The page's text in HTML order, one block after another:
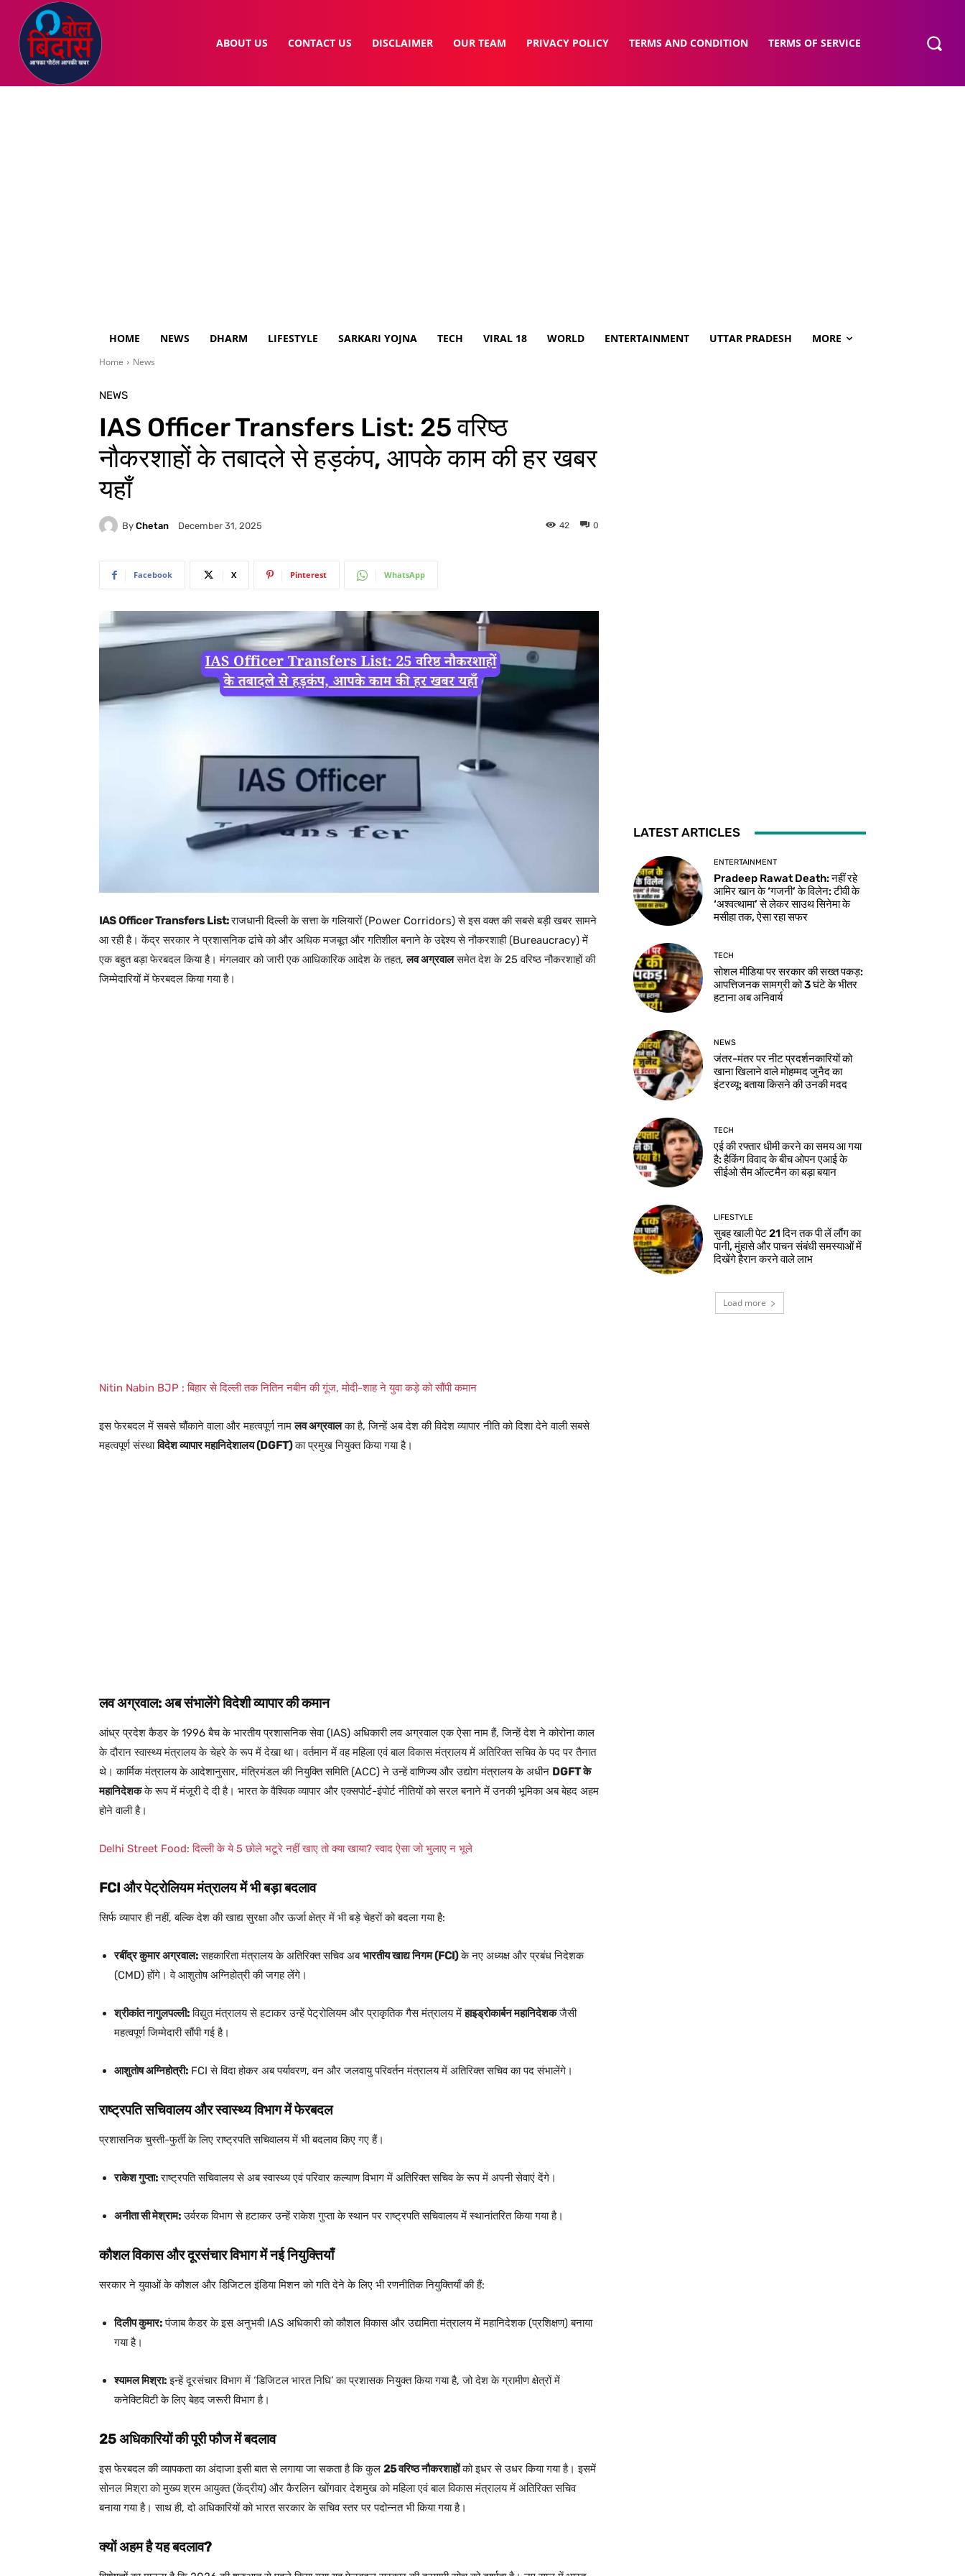
ABOUT US CONTACT US DISCLAIMER OUR TEAM PRIVACY POLICY TERMS AND CONDITION TERMS OF SERVICE
HOME NEWS DHARM LIFESTYLE SARKARI YOJNA TECH VIRAL 18 WORLD ENTERTAINMENT UTTAR PRADESH MORE
Home News
NEWS
IAS Officer Transfers List: 25 वरिष्ठ
नौकरशाहों के तबादले से हड़कंप, आपके काम की हर खबर
यहाँ
By Chetan December 31, 2025 0
42
Facebook X Pinterest WhatsApp
IAS Officer Transfers List:राजधानी दिल्ली के सत्ता के गलियारों (Power Corridors) से इस वक्त की सबसे बड़ी खबर सामने
आ रही है। केंद्र सरकार ने प्रशासनिक ढांचे को और अधिक मजबूत और गतिशील बनाने के उद्देश्य से नौकरशाही (Bureaucracy) में
एक बहुत बड़ा फेरबदल किया है। मंगलवार को जारी एक आधिकारिक आदेश के तहत,लव अग्रवालसमेत देश के 25 वरिष्ठ नौकरशाहों की
जिम्मेदारियों में फेरबदल किया गया है।
Nitin Nabin BJP : बिहार से दिल्ली तक नितिन नबीन की गूंज, मोदी-शाह ने युवा कड़े को सौंपी कमान
इस फेरबदल में सबसे चौंकाने वाला और महत्वपूर्ण नामलव अग्रवालका है, जिन्हें अब देश की विदेश व्यापार नीति को दिशा देने वाली सबसे
महत्वपूर्ण संस्थाविदेश व्यापार महानिदेशालय (DGFT)का प्रमुख नियुक्त किया गया है।
लव अग्रवाल: अब संभालेंगे विदेशी व्यापार की कमान
आंध्र प्रदेश कैडर के 1996 बैच के भारतीय प्रशासनिक सेवा (IAS) अधिकारी लव अग्रवाल एक ऐसा नाम हैं, जिन्हें देश ने कोरोना काल
के दौरान स्वास्थ्य मंत्रालय के चेहरे के रूप में देखा था। वर्तमान में वह महिला एवं बाल विकास मंत्रालय में अतिरिक्त सचिव के पद पर तैनात
थे। कार्मिक मंत्रालय के आदेशानुसार, मंत्रिमंडल की नियुक्ति समिति (ACC) ने उन्हें वाणिज्य और उद्योग मंत्रालय के अधीन DGFT के
महानिदेशकके रूप में मंजूरी दे दी है। भारत के वैश्विक व्यापार और एक्सपोर्ट-इंपोर्ट नीतियों को सरल बनाने में उनकी भूमिका अब बेहद अहम
होने वाली है।
Delhi Street Food: दिल्ली के ये 5 छोले भटूरे नहीं खाए तो क्या खाया? स्वाद ऐसा जो भुलाए न भूले
FCI और पेट्रोलियम मंत्रालय में भी बड़ा बदलाव
सिर्फ व्यापार ही नहीं, बल्कि देश की खाद्य सुरक्षा और ऊर्जा क्षेत्र में भी बड़े चेहरों को बदला गया है:
रबींद्र कुमार अग्रवाल:सहकारिता मंत्रालय के अतिरिक्त सचिव अबभारतीय खाद्य निगम (FCI)के नए अध्यक्ष और प्रबंध निदेशक
(CMD) होंगे। वे आशुतोष अग्निहोत्री की जगह लेंगे।
श्रीकांत नागुलपल्ली:विद्युत मंत्रालय से हटाकर उन्हें पेट्रोलियम और प्राकृतिक गैस मंत्रालय मेंहाइड्रोकार्बन महानिदेशकजैसी
महत्वपूर्ण जिम्मेदारी सौंपी गई है।
आशुतोष अग्निहोत्री: FCI से विदा होकर अब पर्यावरण, वन और जलवायु परिवर्तन मंत्रालय में अतिरिक्त सचिव का पद संभालेंगे।
राष्ट्रपति सचिवालय और स्वास्थ्य विभाग में फेरबदल
प्रशासनिक चुस्ती-फुर्ती के लिए राष्ट्रपति सचिवालय में भी बदलाव किए गए हैं।
राकेश गुप्ता:राष्ट्रपति सचिवालय से अब स्वास्थ्य एवं परिवार कल्याण विभाग में अतिरिक्त सचिव के रूप में अपनी सेवाएं देंगे।
अनीता सी मेश्राम:उर्वरक विभाग से हटाकर उन्हें राकेश गुप्ता के स्थान पर राष्ट्रपति सचिवालय में स्थानांतरित किया गया है।
कौशल विकास और दूरसंचार विभाग में नई नियुक्तियाँ
सरकार ने युवाओं के कौशल और डिजिटल इंडिया मिशन को गति देने के लिए भी रणनीतिक नियुक्तियाँ की हैं:
दिलीप कुमार:पंजाब कैडर के इस अनुभवी IAS अधिकारी को कौशल विकास और उद्यमिता मंत्रालय में महानिदेशक (प्रशिक्षण) बनाया
गया है।
श्यामल मिश्रा:इन्हें दूरसंचार विभाग में ‘डिजिटल भारत निधि’ का प्रशासक नियुक्त किया गया है, जो देश के ग्रामीण क्षेत्रों में
कनेक्टिविटी के लिए बेहद जरूरी विभाग है।
25 अधिकारियों की पूरी फौज में बदलाव
इस फेरबदल की व्यापकता का अंदाजा इसी बात से लगाया जा सकता है कि कुल 25 वरिष्ठ नौकरशाहोंको इधर से उधर किया गया है। इसमें
सोनल मिश्रा को मुख्य श्रम आयुक्त (केंद्रीय) और कैरलिन खोंगवार देशमुख को महिला एवं बाल विकास मंत्रालय में अतिरिक्त सचिव
बनाया गया है। साथ ही, दो अधिकारियों को भारत सरकार के सचिव स्तर पर पदोन्नत भी किया गया है।
क्यों अहम है यह बदलाव?
LATEST ARTICLES
ENTERTAINMENT
Pradeep Rawat Death: नहीं रहे
आमिर खान के ‘गजनी’ के विलेन: टीवी के
‘अश्वत्थामा’ से लेकर साउथ सिनेमा के
मसीहा तक, ऐसा रहा सफर
TECH
सोशल मीडिया पर सरकार की सख्त पकड़:
आपत्तिजनक सामग्री को 3 घंटे के भीतर
हटाना अब अनिवार्य
NEWS
जंतर-मंतर पर नीट प्रदर्शनकारियों को
खाना खिलाने वाले मोहम्मद जुनैद का
इंटरव्यू: बताया किसने की उनकी मदद
TECH
एई की रफ्तार धीमी करने का समय आ गया
है: हैकिंग विवाद के बीच ओपन एआई के
सीईओ सैम ऑल्टमैन का बड़ा बयान
LIFESTYLE
सुबह खाली पेट 21 दिन तक पी लें लौंग का
पानी, मुंहासे और पाचन संबंधी समस्याओं में
दिखेंगे हैरान करने वाले लाभ
Load more